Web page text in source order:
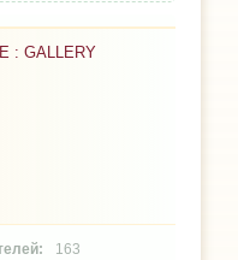
: GALLERY
163